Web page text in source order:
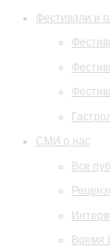
Фестивали и
СМИ о нас
Все
Время